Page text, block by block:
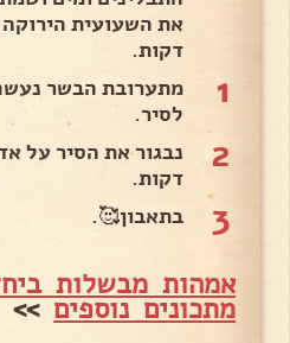
דקות.
1
מתערובת הבשר
לסיר.
2
דקות.
3 בתאבון🥰.
אמהות מבשלות
מתכונים נוספים>>